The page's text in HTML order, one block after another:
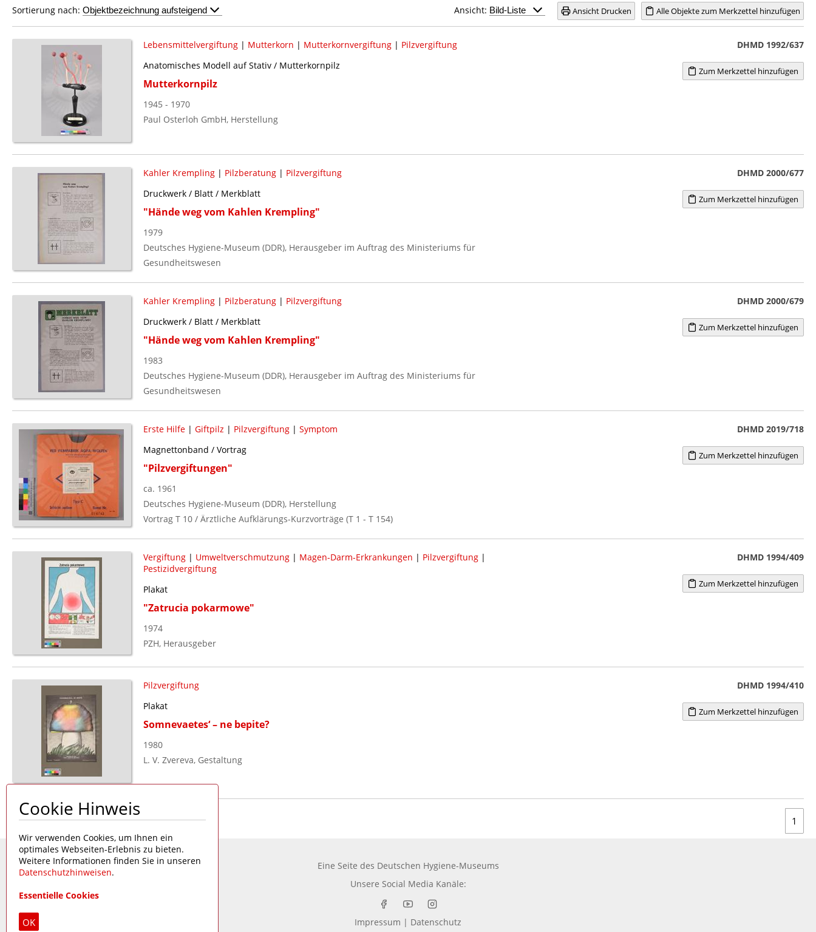
Alle Objekte zum Merkzettel hinzufügen
Ansicht Drucken
Ansicht:
Sortierung nach:
Lebensmittelvergiftung| Mutterkorn | Mutterkornvergiftung| Pilzvergiftung
Anatomisches Modell auf Stativ / Mutterkornpilz
Mutterkornpilz
1945 - 1970
Paul Osterloh GmbH, Herstellung
DHMD 1992/637
Zum Merkzettel hinzufügen
Kahler Krempling| Pilzberatung| Pilzvergiftung
Druckwerk / Blatt / Merkblatt
"Hände weg vom Kahlen Krempling"
1979
Deutsches Hygiene-Museum (DDR), Herausgeber im Auftrag des Ministeriums für
Gesundheitswesen
DHMD 2000/677
Zum Merkzettel hinzufügen
Kahler Krempling| Pilzberatung| Pilzvergiftung
Druckwerk / Blatt / Merkblatt
"Hände weg vom Kahlen Krempling"
1983
Deutsches Hygiene-Museum (DDR), Herausgeber im Auftrag des Ministeriums für
Gesundheitswesen
DHMD 2000/679
Zum Merkzettel hinzufügen
Erste Hilfe| Giftpilz | Pilzvergiftung| Symptom
Magnettonband / Vortrag
"Pilzvergiftungen"
ca. 1961
Deutsches Hygiene-Museum (DDR), Herstellung
Vortrag T 10 / Ärztliche Aufklärungs-Kurzvorträge (T 1 - T 154)
DHMD 2019/718
Zum Merkzettel hinzufügen
Vergiftung| Umweltverschmutzung| Magen-Darm-Erkrankungen | Pilzvergiftung|
Pestizidvergiftung
Plakat
"Zatrucia pokarmowe"
1974
PZH, Herausgeber
DHMD 1994/409
Zum Merkzettel hinzufügen
Pilzvergiftung
Plakat
Somnevaetes‘ – ne bepite?
1980
L. V. Zvereva, Gestaltung
DHMD 1994/410
Zum Merkzettel hinzufügen
Seite 1 von 1 1
Eine Seite des Deutschen Hygiene-Museums
Unsere Social Media Kanäle:
Impressum | Datenschutz
Cookie Hinweis
Wir verwenden Cookies, um Ihnen ein
optimales Webseiten-Erlebnis zu bieten.
Weitere Informationen finden Sie in unseren
Datenschutzhinweisen.
Essentielle Cookies
OK